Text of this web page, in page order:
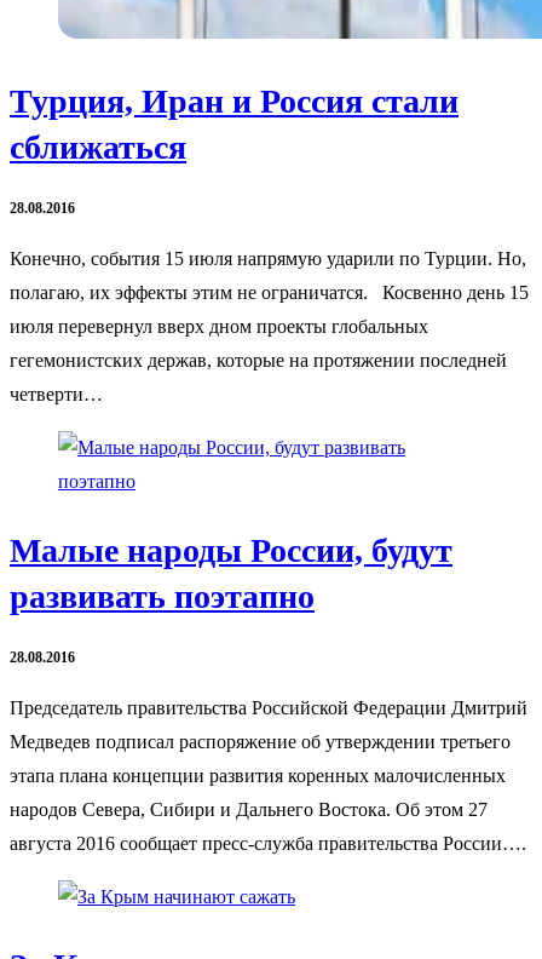
Турция, Иран и Россия стали
сближаться
28.08.2016
Конечно, события 15 июля напрямую ударили по Турции. Но,
полагаю, их эффекты этим не ограничатся. Косвенно день 15
июля перевернул вверх дном проекты глобальных
гегемонистских держав, которые на протяжении последней
четверти…
Малые народы России, будут
развивать поэтапно
28.08.2016
Председатель правительства Российской Федерации Дмитрий
Медведев подписал распоряжение об утверждении третьего
этапа плана концепции развития коренных малочисленных
народов Севера, Сибири и Дальнего Востока. Об этом 27
августа 2016 сообщает пресс-служба правительства России….